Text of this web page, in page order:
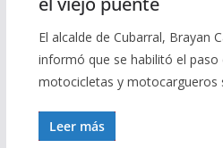
El alcalde de Cubarral, Brayan
informó que se habilitó el paso
motocicletas y motocargueros
Leer más